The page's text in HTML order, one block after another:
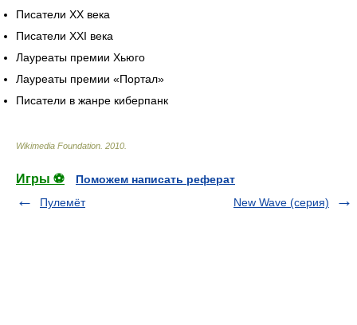
Писатели XX века
Писатели XXI века
Лауреаты премии Хьюго
Лауреаты премии «Портал»
Писатели в жанре киберпанк
Wikimedia Foundation 2010
Игры ⚽
Поможем написать реферат
Пулемёт
New Wave (серия)